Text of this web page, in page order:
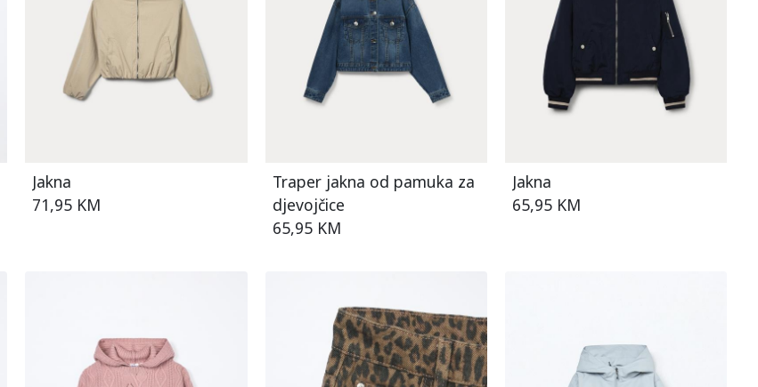
Jakna
71,95 KM
Traper jakna od pamuka za
djevojčice
65,95 KM
Jakna
65,95 KM